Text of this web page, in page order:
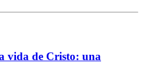
vida de Cristo: una